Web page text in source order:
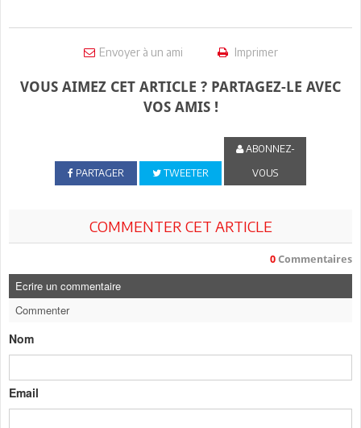
Envoyer à un ami Imprimer
VOUS AIMEZ CET ARTICLE ? PARTAGEZ-LE AVEC
VOS AMIS !
PARTAGER TWEETER
ABONNEZ-
VOUS
COMMENTER CET ARTICLE
0 Commentaires
Ecrire un commentaire
Commenter
Nom
Email